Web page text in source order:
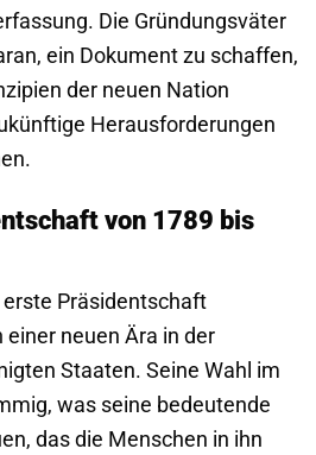
Die Gründungsväter
ein Dokument zu schaffen,
der neuen Nation
Herausforderungen
von 1789 bis
Präsidentschaft
neuen Ära in der
Staaten. Seine Wahl im
was seine bedeutende
das die Menschen in ihn